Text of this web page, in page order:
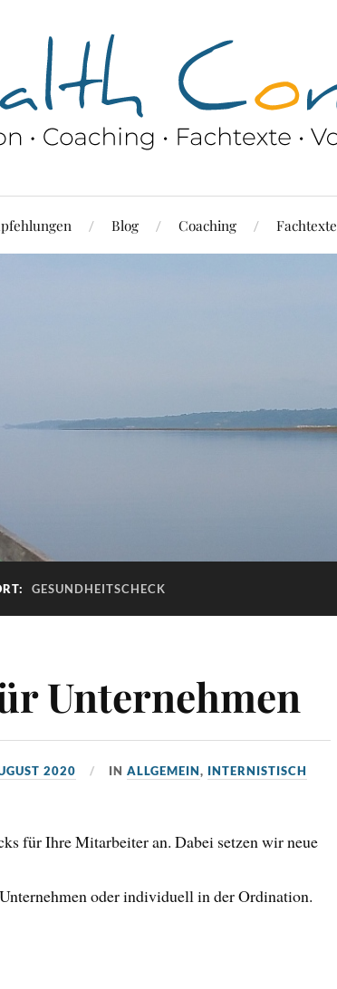
Blog Coaching Fachtexte
GESUNDHEITSCHECK
Unternehmen
2020 INALLGEMEIN, INTERNISTISCH
für Ihre Mitarbeiter an. Dabei setzen wir neue
oder individuell in der Ordination.